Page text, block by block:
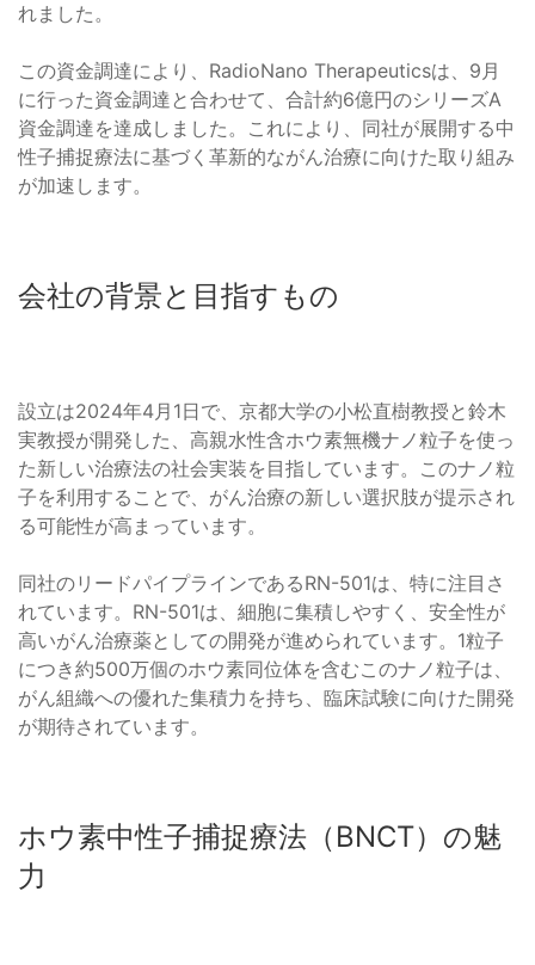
れました。
この資金調達により、RadioNano Therapeuticsは、9月
に行った資金調達と合わせて、合計約6億円のシリーズA
資金調達を達成しました。これにより、同社が展開する中
性子捕捉療法に基づく革新的ながん治療に向けた取り組み
が加速します。
会社の背景と目指すもの
設立は2024年4月1日で、京都大学の小松直樹教授と鈴木
実教授が開発した、高親水性含ホウ素無機ナノ粒子を使っ
た新しい治療法の社会実装を目指しています。このナノ粒
子を利用することで、がん治療の新しい選択肢が提示され
る可能性が高まっています。
同社のリードパイプラインであるRN-501は、特に注目さ
れています。RN-501は、細胞に集積しやすく、安全性が
高いがん治療薬としての開発が進められています。1粒子
につき約500万個のホウ素同位体を含むこのナノ粒子は、
がん組織への優れた集積力を持ち、臨床試験に向けた開発
が期待されています。
ホウ素中性子捕捉療法（BNCT）の魅
力